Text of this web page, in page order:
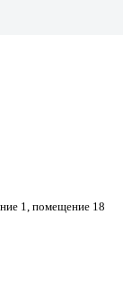
1, помещение 18